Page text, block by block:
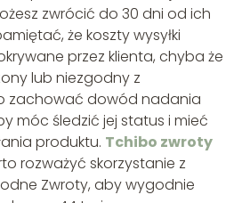
zwrócić do 30 dni od ich
że koszty wysyłki
przez klienta, chyba że
lub niezgodny z
zachować dowód nadania
móc śledzić jej status i mieć
produktu. Tchibo zwroty
rozważyć skorzystanie z
Zwroty, aby wygodnie